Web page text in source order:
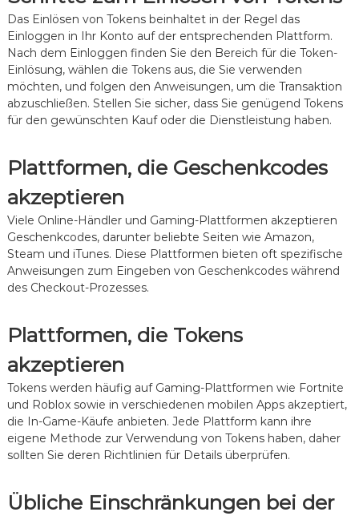
Das Einlösen von Tokens beinhaltet in der Regel das
Einloggen in Ihr Konto auf der entsprechenden Plattform.
Nach dem Einloggen finden Sie den Bereich für die Token-
Einlösung, wählen die Tokens aus, die Sie verwenden
möchten, und folgen den Anweisungen, um die Transaktion
abzuschließen. Stellen Sie sicher, dass Sie genügend Tokens
für den gewünschten Kauf oder die Dienstleistung haben.
Plattformen, die Geschenkcodes
akzeptieren
Viele Online-Händler und Gaming-Plattformen akzeptieren
Geschenkcodes, darunter beliebte Seiten wie Amazon,
Steam und iTunes. Diese Plattformen bieten oft spezifische
Anweisungen zum Eingeben von Geschenkcodes während
des Checkout-Prozesses.
Plattformen, die Tokens
akzeptieren
Tokens werden häufig auf Gaming-Plattformen wie Fortnite
und Roblox sowie in verschiedenen mobilen Apps akzeptiert,
die In-Game-Käufe anbieten. Jede Plattform kann ihre
eigene Methode zur Verwendung von Tokens haben, daher
sollten Sie deren Richtlinien für Details überprüfen.
Übliche Einschränkungen bei der